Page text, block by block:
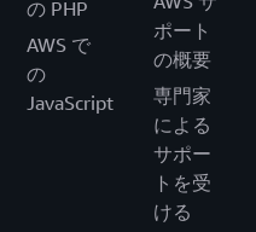
の PHP
AWS で
の
JavaScript
ポート
の概要
専門家
による
サポー
トを受
ける